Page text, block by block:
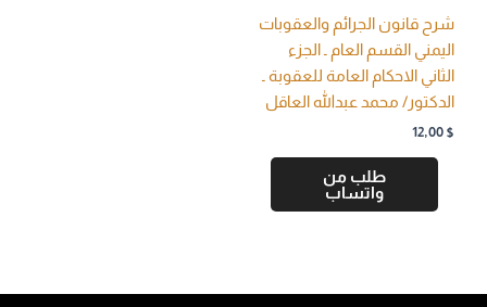
شرح قانون الجرائم والعقوبات
اليمني القسم العام ـ الجزء
الثاني الاحكام العامة للعقوبة ـ
الدكتور/ محمد عبدالله العاقل
12,00 $
طلب من
واتساب